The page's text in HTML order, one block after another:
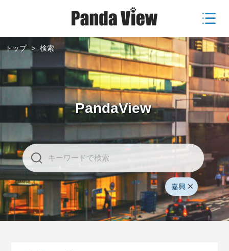
トップ > 検索
PandaView
嘉興